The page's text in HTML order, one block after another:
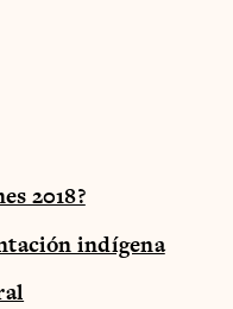
2018?
indígena